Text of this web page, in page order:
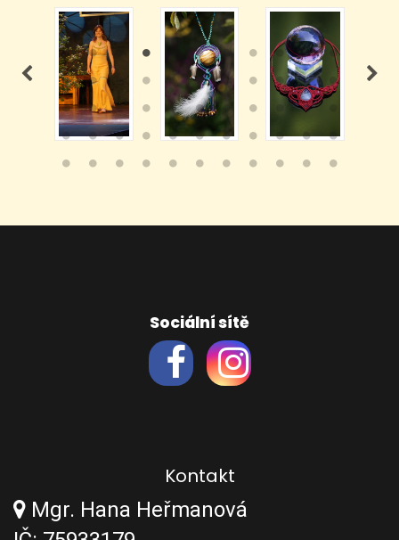
Sociální sítě
Kontakt
Mgr. Hana Heřmanová